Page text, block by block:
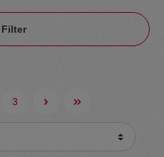
Filter
3